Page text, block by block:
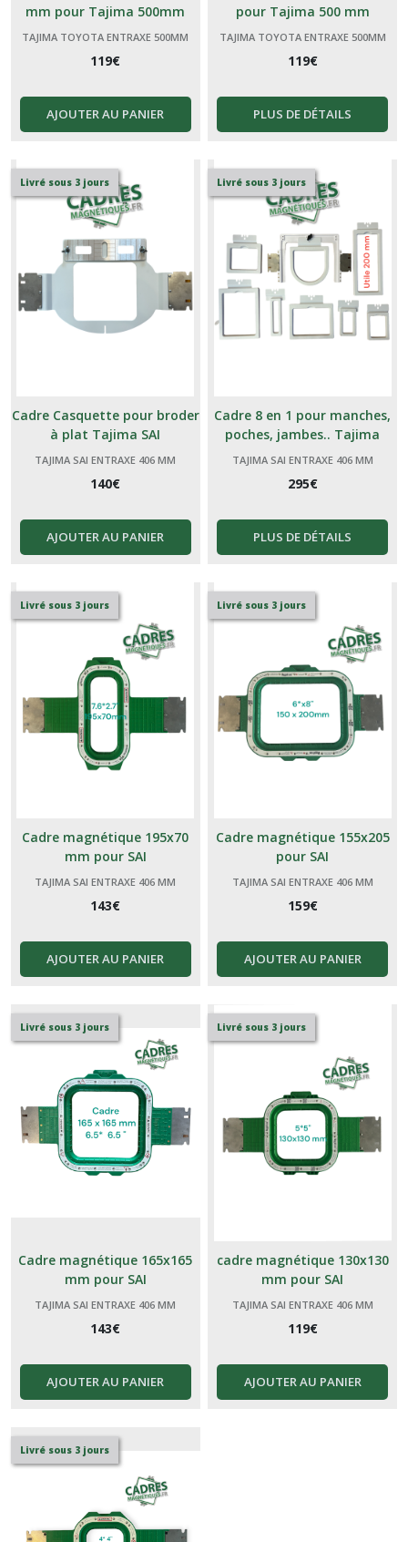
mm pour Tajima 500mm
TAJIMA TOYOTA ENTRAXE 500MM
119€
AJOUTER AU PANIER
pour Tajima 500 mm
TAJIMA TOYOTA ENTRAXE 500MM
119€
PLUS DE DÉTAILS
Livré sous 3 jours
Cadre Casquette pour broder
à plat Tajima SAI
TAJIMA SAI ENTRAXE 406 MM
140€
AJOUTER AU PANIER
Livré sous 3 jours
Cadre 8 en 1 pour manches,
poches, jambes.. Tajima
Toyota 406
TAJIMA SAI ENTRAXE 406 MM
295€
PLUS DE DÉTAILS
Livré sous 3 jours
Cadre magnétique 195x70
mm pour SAI
TAJIMA SAI ENTRAXE 406 MM
143€
AJOUTER AU PANIER
Livré sous 3 jours
Cadre magnétique 155x205
pour SAI
TAJIMA SAI ENTRAXE 406 MM
159€
AJOUTER AU PANIER
Livré sous 3 jours
Cadre magnétique 165x165
mm pour SAI
TAJIMA SAI ENTRAXE 406 MM
143€
AJOUTER AU PANIER
Livré sous 3 jours
cadre magnétique 130x130
mm pour SAI
TAJIMA SAI ENTRAXE 406 MM
119€
AJOUTER AU PANIER
Livré sous 3 jours